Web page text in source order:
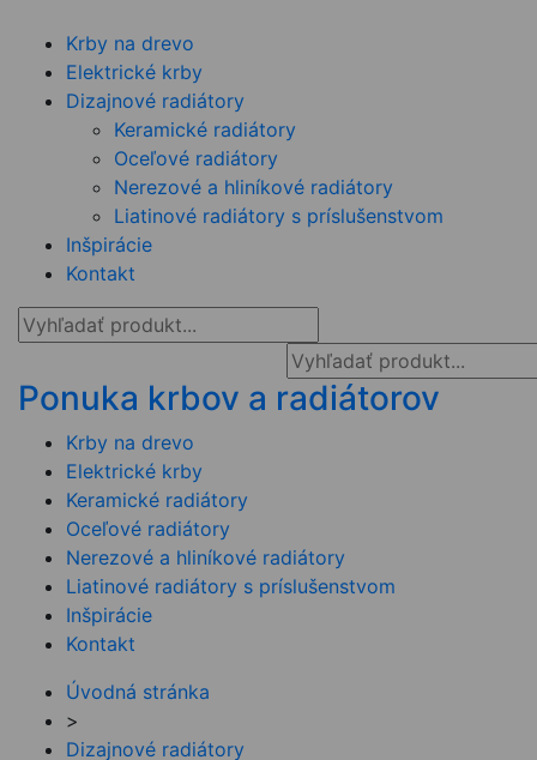
Krby na drevo
Elektrické krby
Dizajnové radiátory
Keramické radiátory
Oceľové radiátory
Nerezové a hliníkové radiátory
Liatinové radiátory s príslušenstvom
Inšpirácie
Kontakt
Ponuka krbov a radiátorov
Krby na drevo
Elektrické krby
Keramické radiátory
Oceľové radiátory
Nerezové a hliníkové radiátory
Liatinové radiátory s príslušenstvom
Inšpirácie
Kontakt
Úvodná stránka
>
Dizajnové radiátory